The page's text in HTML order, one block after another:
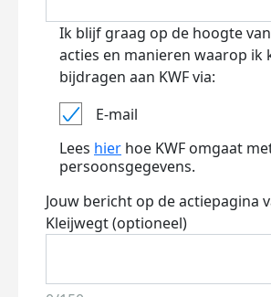
Ik blijf graag op de hoogte
acties en manieren waarop ik
bijdragen aan KWF via:
E-mail
Lees hier hoe KWF omgaat
persoonsgegevens.
Jouw bericht op de actiepagina
Kleijwegt (optioneel)